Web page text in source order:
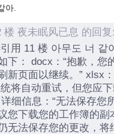
아.
楼 夜未眠风已息 的回复:
用 11 楼 아무도 너 같
下： docx：“抱歉，您
新页面以继续。” xlsx
将自动重试，但您应
细信息：“无法保存您所做
您下载您的工作簿的副
无法保存您的更改，将